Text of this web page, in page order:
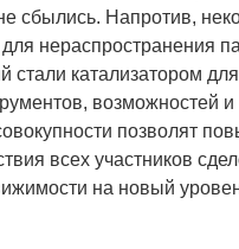
сбылись. Напротив,
нераспространения
стали катализатором
возможностей и
позволят
всех участников
на новый